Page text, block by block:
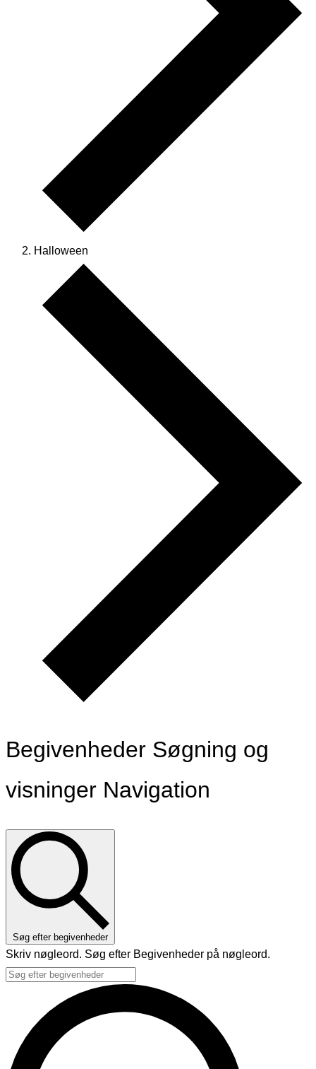
Halloween
Begivenheder Søgning og
visninger Navigation
Søg efter begivenheder
Skriv nøgleord. Søg efter Begivenheder på nøgleord.